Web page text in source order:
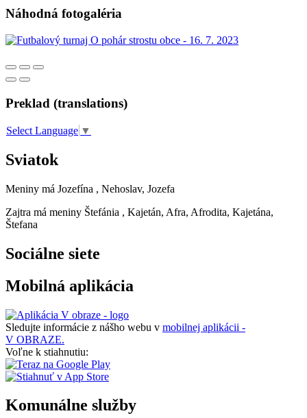
Náhodná fotogaléria
Preklad (translations)
Select Language ▼
Sviatok
Meniny má Jozefína , Nehoslav, Jozefa
Zajtra má meniny Štefánia , Kajetán, Afra, Afrodita, Kajetána,
Štefana
Sociálne siete
Mobilná aplikácia
Sledujte informácie z nášho webu v mobilnej aplikácii -
V OBRAZE.
Voľne k stiahnutiu:
Komunálne služby